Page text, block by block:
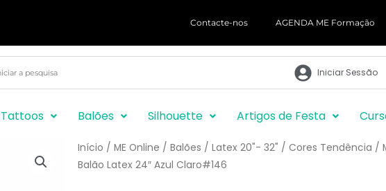
Contacte-nos AGENDA ME Formação
Iniciar Sessão
Balões Silhouette Artigos de Festa
Início / ME Online / Balões / Latex 20"- 32" / Cores Tendência /
Balão Latex 24″ Azul Claro#146